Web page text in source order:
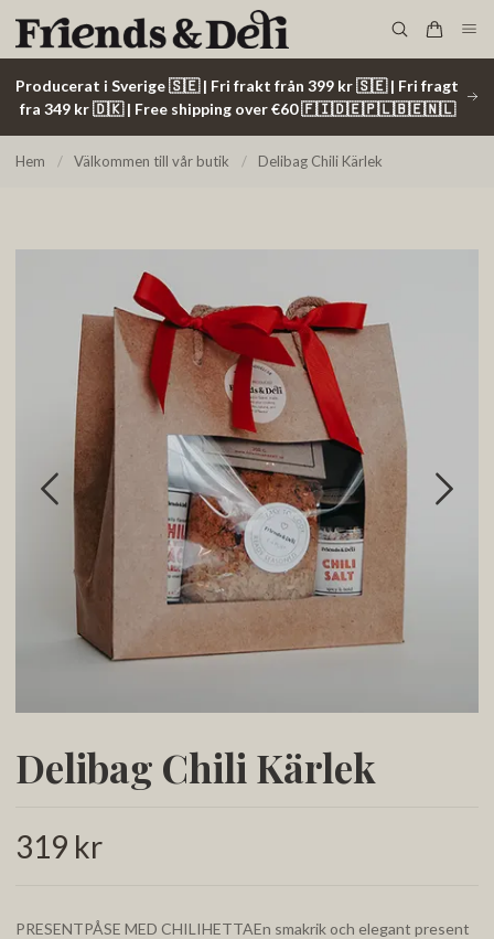
Producerat i Sverige 🇸🇪 | Fri frakt från 399 kr 🇸🇪 | Fri fragt
fra 349 kr 🇩🇰 | Free shipping over €60 🇫🇮🇩🇪🇵🇱🇧🇪🇳🇱
Hem / Välkommen till vår butik / Delibag Chili Kärlek
Delibag Chili Kärlek
319 kr
PRESENTPÅSE MED CHILIHETTAEn smakrik och elegant present